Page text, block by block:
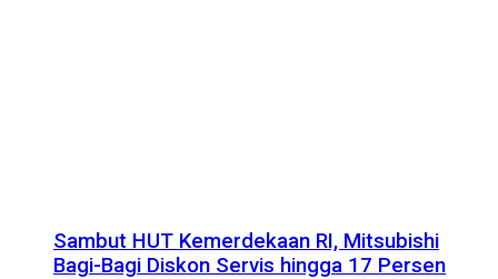
Sambut HUT Kemerdekaan RI, Mitsubishi
Bagi-Bagi Diskon Servis hingga 17 Persen